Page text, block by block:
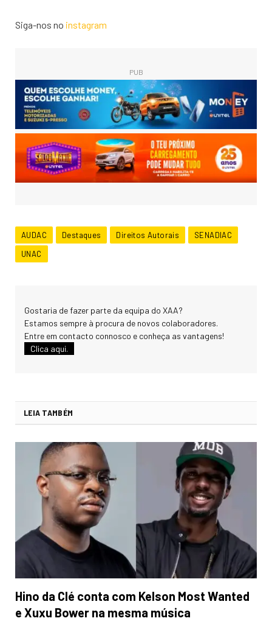
Siga-nos no instagram
PUB
AUDAC Destaques Direitos Autorais
SENADIAC
UNAC
Gostaria de fazer parte da equipa do XAA?
Estamos sempre à procura de novos colaboradores.
Entre em contacto connosco e conheça as vantagens!
Clica aqui.
LEIA TAMBÉM
Hino da Clé conta com Kelson Most Wanted
e Xuxu Bower na mesma música